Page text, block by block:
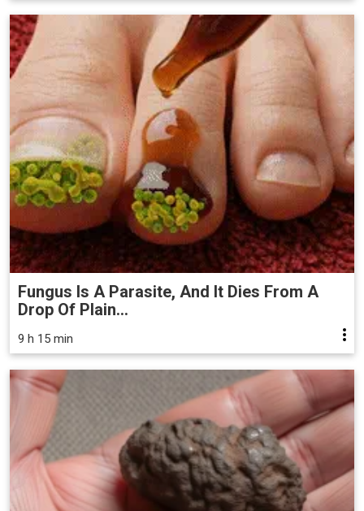
Fungus Is A Parasite, And It Dies From A
Drop Of Plain...
9 h 15 min